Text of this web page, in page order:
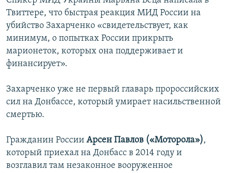
Твиттере, что быстрая реакция МИД России на
убийство Захарченко «свидетельствует, как
минимум, о попытках России прикрыть
марионеток, которых она поддерживает и
финансирует».
Захарченко уже не первый главарь пророссийских
сил на Донбассе, который умирает насильственной
смертью.
Гражданин России Арсен Павлов («Моторола»),
который приехал на Донбасс в 2014 году и
возглавил там незаконное вооруженное